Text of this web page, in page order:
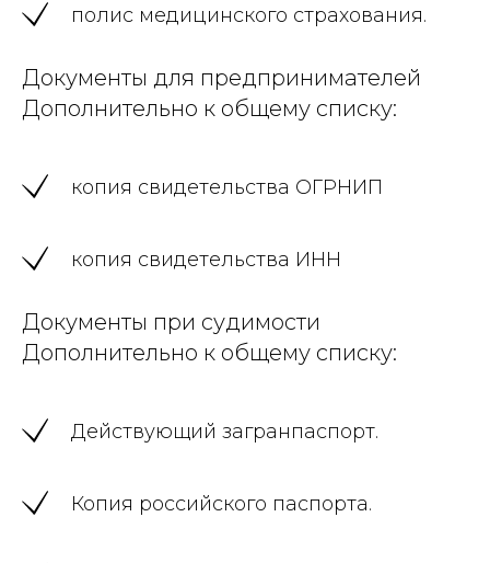
полис медицинского страхования.
Документы для предпринимателей
Дополнительно к общему списку:
копия свидетельства ОГРНИП
копия свидетельства ИНН
Документы при судимости
Дополнительно к общему списку:
Действующий загранпаспорт.
Копия российского паспорта.